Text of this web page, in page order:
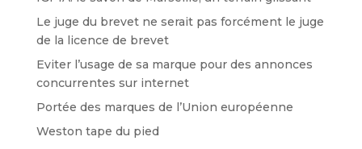
Le juge du brevet ne serait pas forcément le juge
de la licence de brevet
Eviter l’usage de sa marque pour des annonces
concurrentes sur internet
Portée des marques de l’Union européenne
Weston tape du pied